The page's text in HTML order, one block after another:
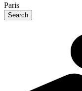
Paris
Search